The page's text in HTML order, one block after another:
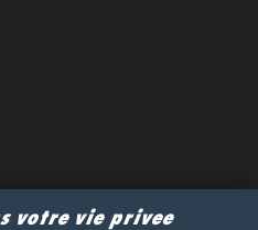
votre vie privee